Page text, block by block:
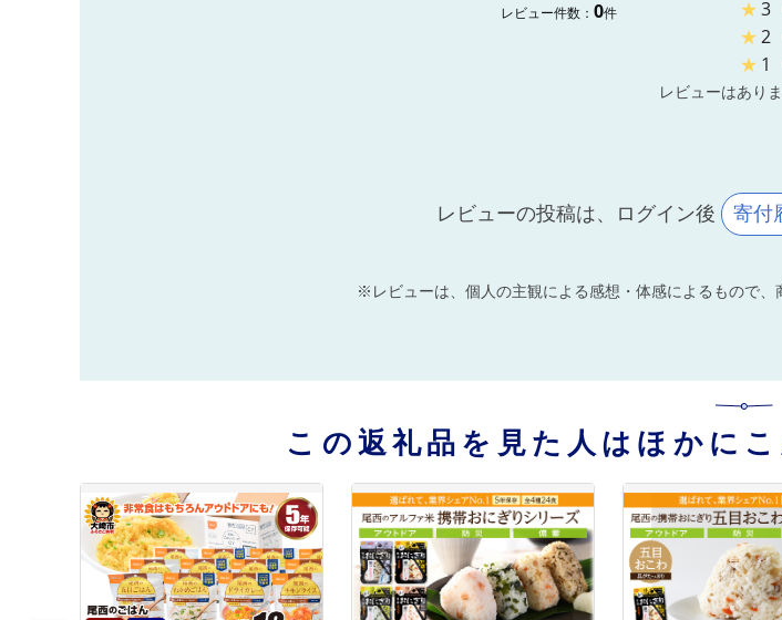
レビュー件数： 0件
★3
★2
★ 1
レビューはありま
レビューの投稿は、ログイン後 寄付
※レビューは、個人の主観による感想・体感によるもので、
この返礼品を見た人はほかに